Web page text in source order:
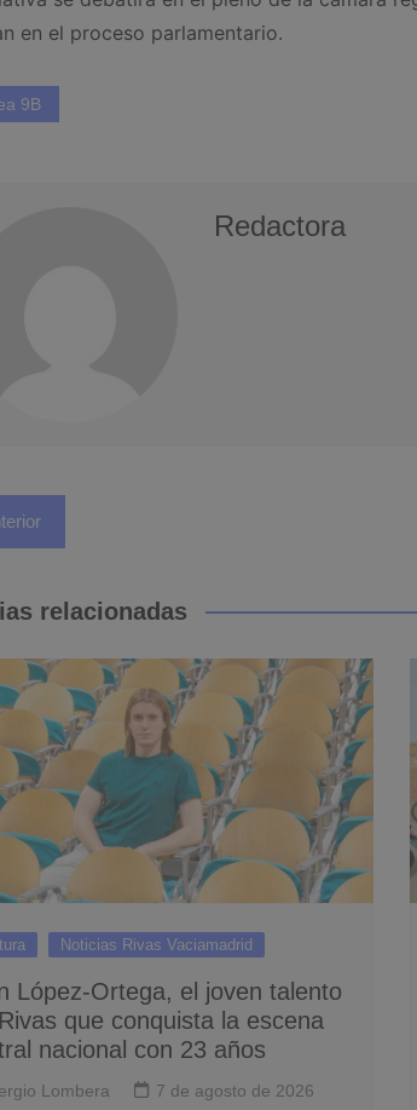
en el proceso parlamentario.
9B
Redactora
relacionadas
Noticias Rivas Vaciamadrid
López-Ortega, el joven talento
que conquista la escena
nacional con 23 años
Lombera
7 de agosto de 2026